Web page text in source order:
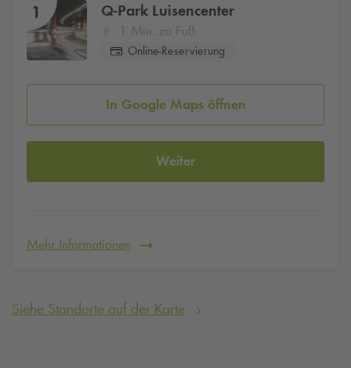
1 Q-Park Luisencenter
1 Min. zu Fuß
Online-Reservierung
In Google Maps öffnen
Weiter
Mehr Informationen
Siehe Standorte auf der Karte